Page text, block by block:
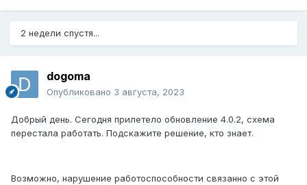
2 недели спустя...
dogoma
Опубликовано 3 августа, 2023
Добрый день. Сегодня прилетело обновление 4.0.2, схема
перестала работать. Подскажите решение, кто знает.
Возможно, нарушение работоспособности связанно с этой